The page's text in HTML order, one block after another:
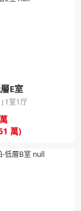
E室
1室1厅
萬)